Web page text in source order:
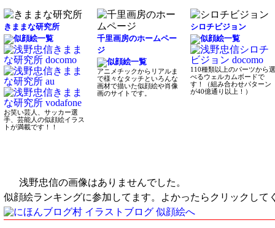
きままな研究所
お笑い芸人、サッカー選
手、芸能人の似顔絵イラス
トが満載です！！
千里画房のホームペー
ジ
アニメチックからリアルま
で様々なタッチといろんな
画材で描いた似顔絵や肖像
画のサイトです。
シロチビジョン
110種類以上のパーツから選
べるウェルカムボードで
す！（組み合わせパターン
が40億通り以上！）
浅野忠信の画像はありませんでした。
似顔絵ランキングに参加してます。よかったらクリックして